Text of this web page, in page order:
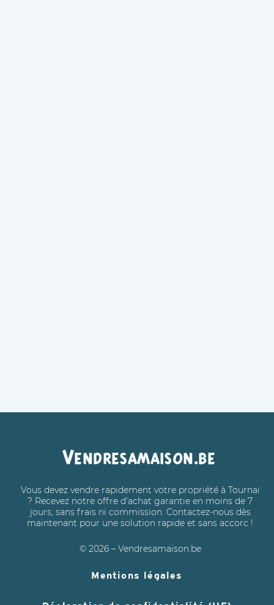
Vendresamaison.be
Vous devez vendre rapidement votre propriété à Tournai
? Recevez notre offre d'achat garantie en moins de 7
jours, sans frais ni commission. Contactez-nous dès
maintenant pour une solution rapide et sans accorc !
© 2026 – Vendresamaison.be
Mentions légales